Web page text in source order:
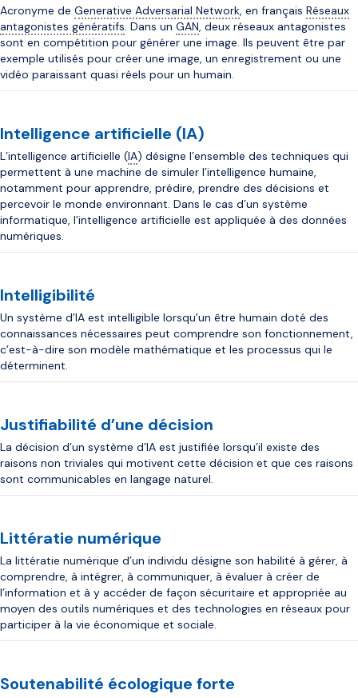
Acronyme de Generative Adversarial Network, en français Réseaux
antagonistes génératifs. Dans un GAN, deux réseaux antagonistes
sont en compétition pour générer une image. Ils peuvent être par
exemple utilisés pour créer une image, un enregistrement ou une
vidéo paraissant quasi réels pour un humain.
Intelligence artificielle (IA)
L’intelligence artificielle (IA) désigne l’ensemble des techniques qui
permettent à une machine de simuler l’intelligence humaine,
notamment pour apprendre, prédire, prendre des décisions et
percevoir le monde environnant. Dans le cas d’un système
informatique, l’intelligence artificielle est appliquée à des données
numériques.
Intelligibilité
Un système d’IA est intelligible lorsqu’un être humain doté des
connaissances nécessaires peut comprendre son fonctionnement,
c’est-à-dire son modèle mathématique et les processus qui le
déterminent.
Justifiabilité d’une décision
La décision d’un système d’IA est justifiée lorsqu’il existe des
raisons non triviales qui motivent cette décision et que ces raisons
sont communicables en langage naturel.
Littératie numérique
La littératie numérique d’un individu désigne son habilité à gérer, à
comprendre, à intégrer, à communiquer, à évaluer à créer de
l’information et à y accéder de façon sécuritaire et appropriée au
moyen des outils numériques et des technologies en réseaux pour
participer à la vie économique et sociale.
Soutenabilité écologique forte